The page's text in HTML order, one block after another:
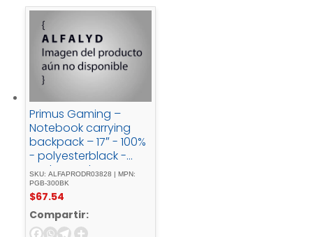
Primus Gaming –
Notebook carrying
backpack – 17″ - 100%
- polyesterblack -
and - purple
SKU: ALFAPRODR03828 | MPN:
PGB-300BK
$67.54
Compartir: